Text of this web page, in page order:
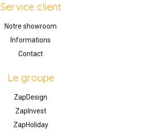
Service client
Notre showroom
Informations
Contact
Le groupe
ZapDesign
ZapInvest
ZapHoliday